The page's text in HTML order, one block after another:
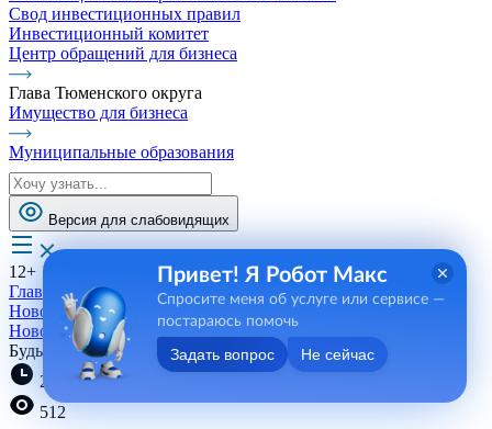
Свод инвестиционных правил
Инвестиционный комитет
Центр обращений для бизнеса
Глава Тюменского округа
Имущество для бизнеса
Муниципальные образования
Версия для слабовидящих
12+
Главная
Новости, пресса, события
Новости
Будь в курсе!
22:07 30.08.2023
512
Привет! Я Робот Макс
Спросите меня об услуге или сервисе —
постараюсь помочь
Задать вопрос Не сейчас